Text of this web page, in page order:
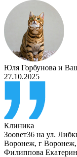
Юля Горбунова и
27.10.2025
Клиника
Зоовет36 на ул.
Воронеж, г Воронеж,
Филиппова